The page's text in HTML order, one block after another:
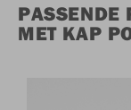
PASSENDE
MET KAP